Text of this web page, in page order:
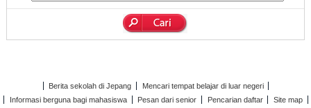
Berita sekolah di Jepang
Mencari tempat belajar di luar negeri
Informasi berguna bagi mahasiswa
Pesan dari senior Pencarian daftar
Site map